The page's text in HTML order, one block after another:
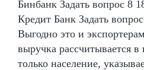
Бинбанк Задать вопрос 8
Кредит Банк Задать
Выгодно это и
выручка рассчитывается
только население,